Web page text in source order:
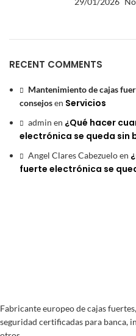
RECENT COMMENTS
Mantenimiento de cajas
consejosen Servicios
admin en ¿Qué hacer
electrónica se queda sin
Angel Clares Cabezueloen
fuerte electrónica se
Fabricante europeo de cajas
seguridad certificadas para banca,